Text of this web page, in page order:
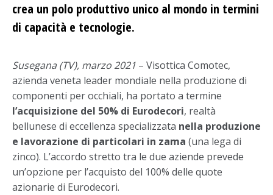
crea un polo produttivo unico al mondo in termini
di capacità e tecnologie.
Susegana (TV), marzo 2021 – Visottica Comotec,
azienda veneta leader mondiale nella produzione di
componenti per occhiali, ha portato a termine
l’acquisizione del 50% di Eurodecori, realtà
bellunese di eccellenza specializzata nella produzione
e lavorazione di particolari in zama (una lega di
zinco). L’accordo stretto tra le due aziende prevede
un’opzione per l’acquisto del 100% delle quote
azionarie di Eurodecori.